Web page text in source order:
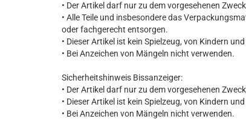
• Der Artikel darf nur zu dem vorgesehenen
• Alle Teile und insbesondere das
oder fachgerecht entsorgen.
• Dieser Artikel ist kein Spielzeug, von Kindern
• Bei Anzeichen von Mängeln nicht verwenden.
Sicherheitshinweis Bissanzeiger:
• Der Artikel darf nur zu dem vorgesehenen
• Dieser Artikel ist kein Spielzeug, von Kindern
• Bei Anzeichen von Mängeln nicht verwenden.